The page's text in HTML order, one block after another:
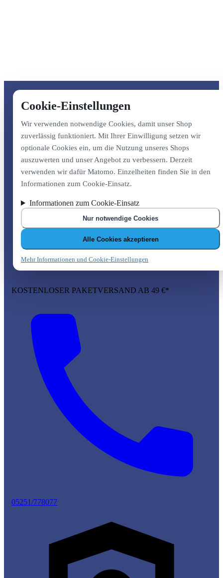
Cookie-Einstellungen
Wir verwenden notwendige Cookies, damit unser Shop
zuverlässig funktioniert. Mit Ihrer Einwilligung setzen wir
optionale Cookies ein, um die Nutzung unseres Shops
auszuwerten und unser Angebot zu verbessern. Derzeit
verwenden wir dafür Matomo. Einzelheiten finden Sie in den
Informationen zum Cookie-Einsatz.
Informationen zum Cookie-Einsatz
Nur notwendige Cookies
Alle Cookies akzeptieren
Mehr Informationen und Cookie-Einstellungen
KOSTENLOSER PAKETVERSAND AB 49 €*
05251/778077